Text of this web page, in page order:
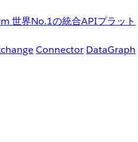
世界No.1の統合APIプラット
Connector DataGraph